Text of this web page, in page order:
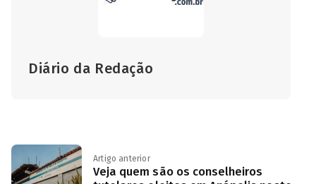
Diário da Redação
Artigo anterior
Veja quem são os conselheiros